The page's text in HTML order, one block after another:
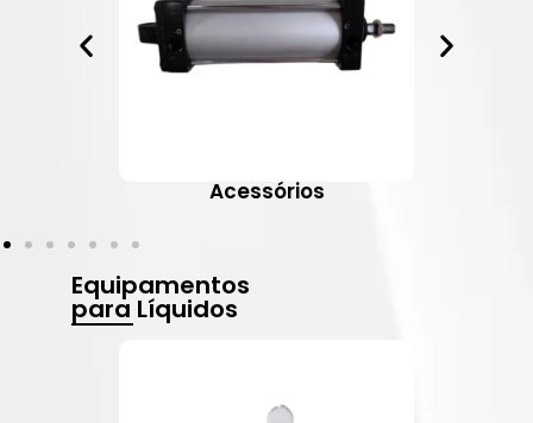
Acessórios
Equipamentos
para Líquidos